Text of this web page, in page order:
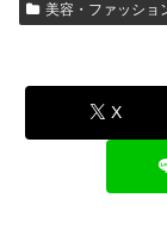
美容・ファッショ
X